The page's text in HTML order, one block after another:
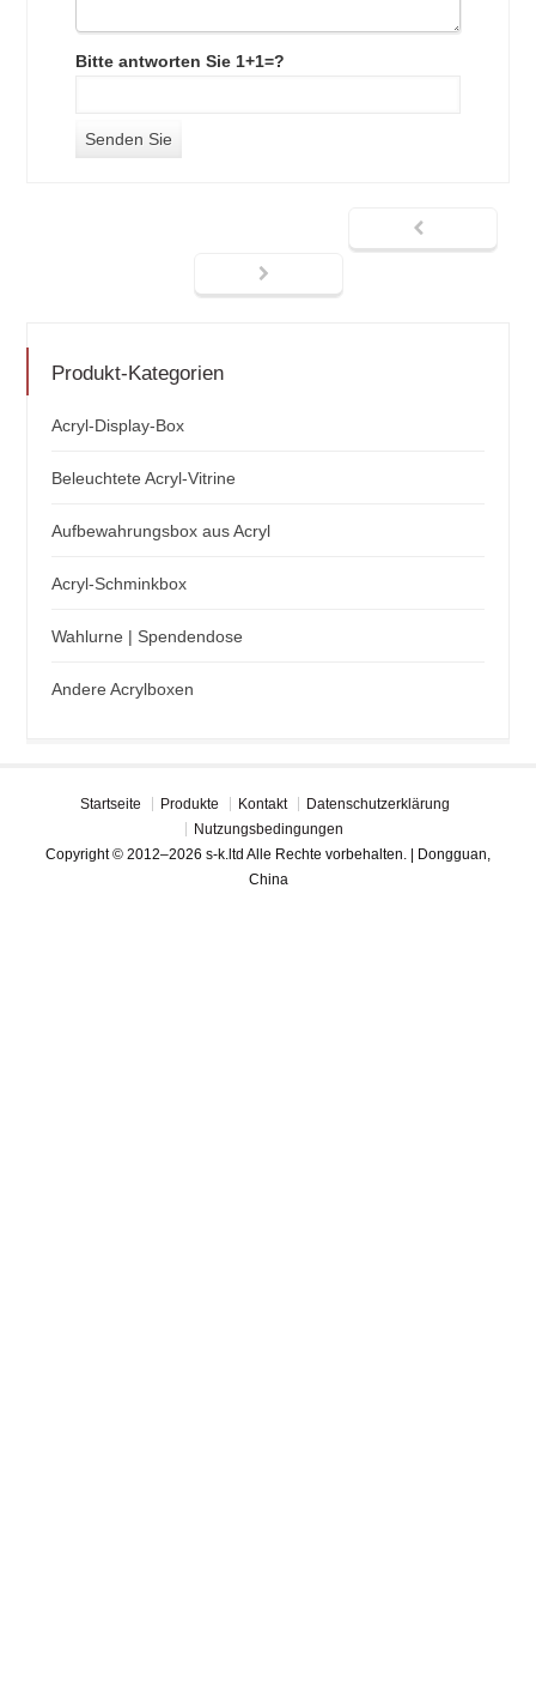
Bitte antworten Sie 1+1=?
Produkt-Kategorien
Acryl-Display-Box
Beleuchtete Acryl-Vitrine
Aufbewahrungsbox aus Acryl
Acryl-Schminkbox
Wahlurne | Spendendose
Andere Acrylboxen
Startseite Produkte Kontakt
Datenschutzerklärung
Nutzungsbedingungen
Copyright © 2012–2026 s-k.ltd Alle Rechte vorbehalten. | Dongguan,
China